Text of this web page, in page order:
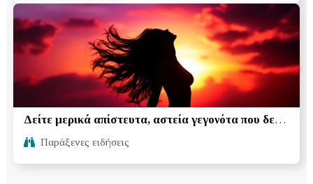
Δείτε μερικά απίστευτα, αστεία γεγονότα που δεν
γνωρίζεται
Παράξενες ειδήσεις